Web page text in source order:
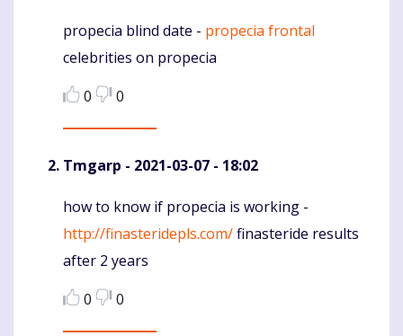
Komentaras
propecia blind date - propecia frontal
celebrities on propecia
0
0
Tmgarp - 2021-03-07 - 18:02
Komentaras
how to know if propecia is working -
http://finasteridepls.com/finasteride results
after 2 years
0
0